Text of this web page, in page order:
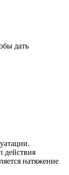
дать
действия
натяжение